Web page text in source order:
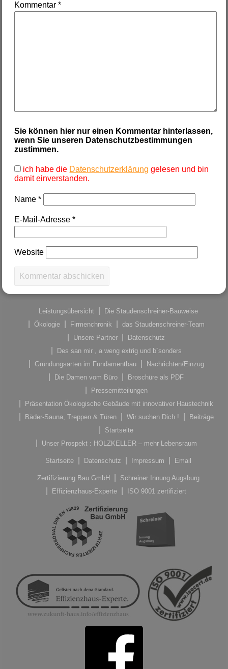
Kommentar*
Sie können hier nur einen Kommentar hinterlassen,
wenn Sie unseren Datenschutzbestimmungen
zustimmen.
ich habe die Datenschutzerklärung gelesen und bin
damit einverstanden.
Name*
E-Mail-Adresse*
Website
Leistungsübersicht
Die Staudenschreiner-Bauweise
Ökologie
Firmenchronik
das Staudenschreiner-Team
Unsere Partner
Datenschutz
Des san mir , a weng extrig und b´sonders
Gründungsarten im Fundamentbau
Nachrichten/Einzug
Die Damen vom Büro
Broschüre als PDF
Pressemitteilungen
Präsentation Ökologische Gebäude mit innovativer Haustechnik
Bäder-Sauna, Treppen & Türen
Wir suchen Dich !
Beiträge
Startseite
Unser Prospekt : HOLZKELLER – mehr Lebensraum
Startseite Datenschutz Impressum Email
Zertifizierung Bau GmbH
Schreiner Innung Augsburg
Effizienzhaus-Experte
ISO 9001 zertifiziert